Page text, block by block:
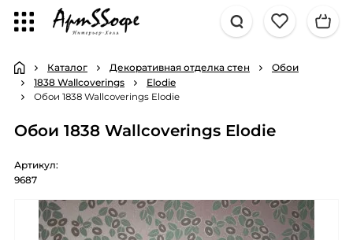
Каталог Декоративная отделка стен
Обои
1838 Wallcoverings
Elodie
Обои 1838 Wallcoverings Elodie
Обои 1838 Wallcoverings Elodie
Артикул:
9687